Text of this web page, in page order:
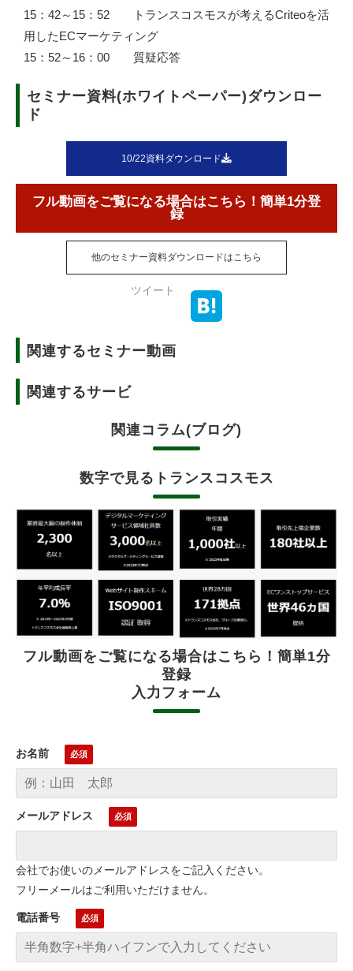
15：42～15：52 トランスコスモスが考えるCriteoを活
用したECマーケティング
15：52～16：00 質疑応答
セミナー資料(ホワイトペーパー)ダウンロー
ド
10/22資料ダウンロード
フル動画をご覧になる場合はこちら！簡単1分登
録
他のセミナー資料ダウンロードはこちら
ツイート
関連するセミナー動画
関連するサービ
関連コラム(ブログ)
数字で見るトランスコスモス
フル動画をご覧になる場合はこちら！簡単1分
登録
入力フォーム
お名前
メールアドレス
会社でお使いのメールアドレスをご記入ください。
フリーメールはご利用いただけません。
電話番号